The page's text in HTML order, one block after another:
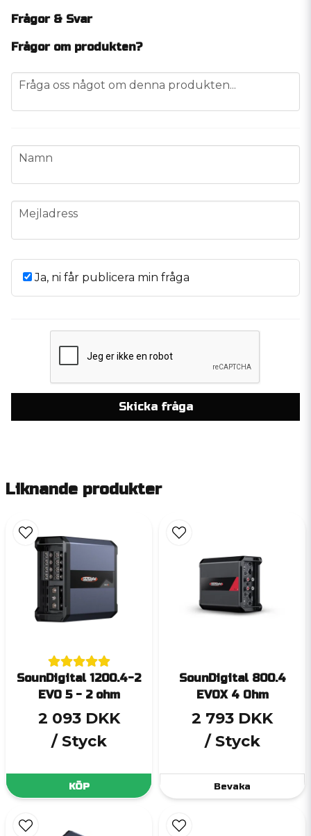
Frågor & Svar
Frågor om produkten?
question
Fråga oss något om denna produkten...
name
Namn
email
Mejladress
Ja, ni får publicera min fråga
Skicka fråga
Liknande produkter
SounDigital 1200.4-2
EVO 5 - 2 ohm
2 093 DKK
/ Styck
KÖP
SounDigital 800.4
EVOX 4 Ohm
2 793 DKK
/ Styck
Bevaka